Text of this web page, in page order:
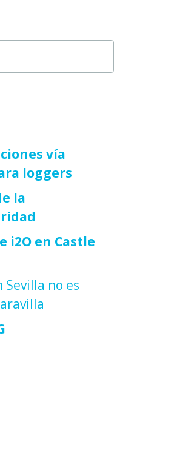
vía
loggers
la
i2O en Castle
Sevilla no es